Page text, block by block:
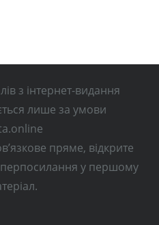
з інтернет-видання
лише за умови
пряме, відкрите
у першому